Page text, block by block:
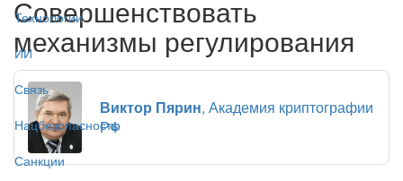
Технологии
ИИ
Связь
Нацбезопасность
Санкции
Совершенствовать
механизмы регулирования
Виктор Пярин, Академия криптографии
РФ